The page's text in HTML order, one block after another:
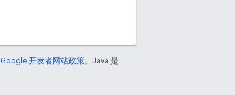
Google 开发者网站政策。Java 是